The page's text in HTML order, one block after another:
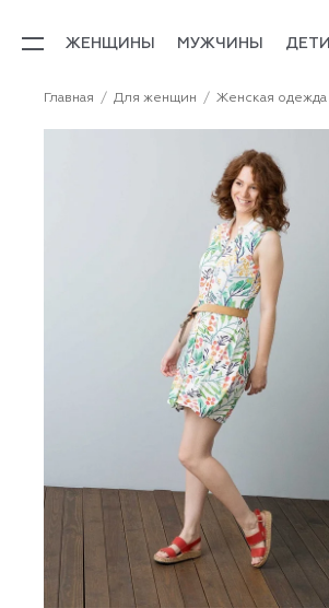
ЖЕНЩИНЫ МУЖЧИНЫ ДЕТИ
Главная Для женщин Женская одежда